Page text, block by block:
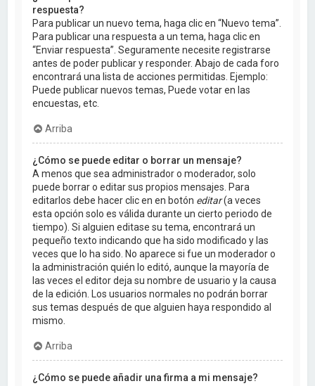
respuesta?
Para publicar un nuevo tema, haga clic en “Nuevo tema”.
Para publicar una respuesta a un tema, haga clic en
“Enviar respuesta”. Seguramente necesite registrarse
antes de poder publicar y responder. Abajo de cada foro
encontrará una lista de acciones permitidas. Ejemplo:
Puede publicar nuevos temas, Puede votar en las
encuestas, etc.
Arriba
¿Cómo se puede editar o borrar un mensaje?
A menos que sea administrador o moderador, solo
puede borrar o editar sus propios mensajes. Para
editarlos debe hacer clic en en botón editar(a veces
esta opción solo es válida durante un cierto periodo de
tiempo). Si alguien editase su tema, encontrará un
pequeño texto indicando que ha sido modificado y las
veces que lo ha sido. No aparece si fue un moderador o
la administración quién lo editó, aunque la mayoría de
las veces el editor deja su nombre de usuario y la causa
de la edición. Los usuarios normales no podrán borrar
sus temas después de que alguien haya respondido al
mismo.
Arriba
¿Cómo se puede añadir una firma a mi mensaje?